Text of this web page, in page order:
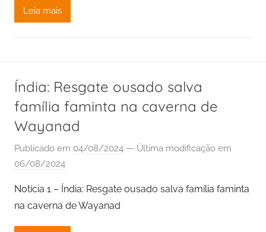
Leia mais
Índia: Resgate ousado salva
família faminta na caverna de
Wayanad
Publicado em 04/08/2024 — Última modificação em
06/08/2024
Notícia 1 – Índia: Resgate ousado salva família faminta
na caverna de Wayanad